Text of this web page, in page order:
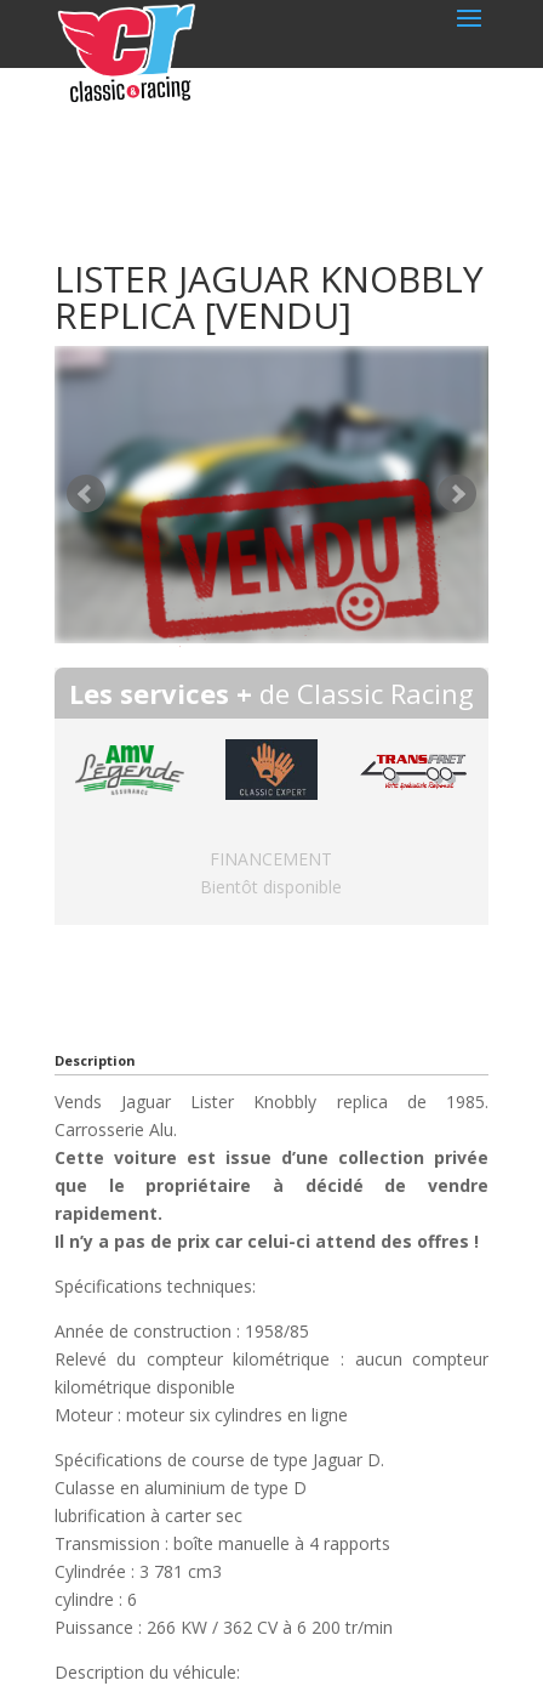
LISTER JAGUAR KNOBBLY
REPLICA [VENDU]
Les services + de Classic Racing
FINANCEMENT
Bientôt disponible
Description
Vends Jaguar Lister Knobbly replica de 1985.
Carrosserie Alu.
Cette voiture est issue d’une collection privée
que le propriétaire à décidé de vendre
rapidement.
Il n’y a pas de prix car celui-ci attend des offres !
Spécifications techniques:
Année de construction : 1958/85
Relevé du compteur kilométrique : aucun compteur
kilométrique disponible
Moteur : moteur six cylindres en ligne
Spécifications de course de type Jaguar D.
Culasse en aluminium de type D
lubrification à carter sec
Transmission : boîte manuelle à 4 rapports
Cylindrée : 3 781 cm3
cylindre : 6
Puissance : 266 KW / 362 CV à 6 200 tr/min
Description du véhicule: